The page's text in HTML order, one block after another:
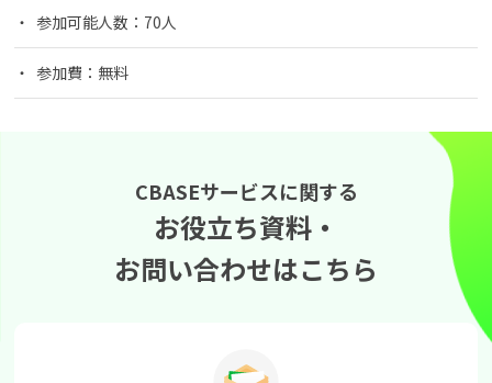
参加可能人数：70人
参加費：無料
CBASEサービスに関する
お役立ち資料・
お問い合わせはこちら